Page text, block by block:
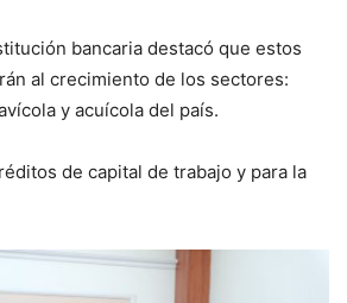
bancaria destacó que estos
al crecimiento de los sectores:
y acuícola del país.
de capital de trabajo y para la